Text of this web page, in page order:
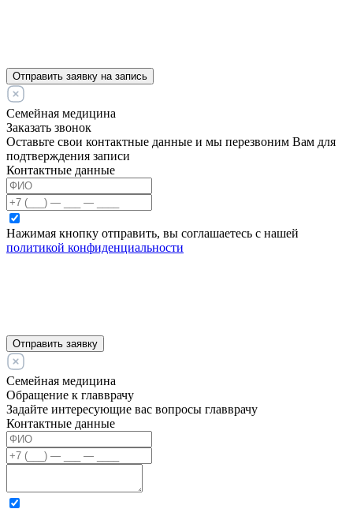
Отправить заявку на запись
Семейная медицина
Заказать звонок
Оставьте свои контактные данные и мы перезвоним Вам для
подтверждения записи
Контактные данные
Нажимая кнопку отправить, вы соглашаетесь с нашей
политикой конфиденциальности
Отправить заявку
Семейная медицина
Обращение к главврачу
Задайте интересующие вас вопросы главврачу
Контактные данные